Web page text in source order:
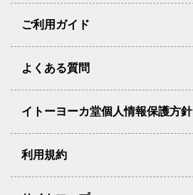
ご利用ガイド
よくある質問
イトーヨーカ堂個人情報保護方針
利用規約